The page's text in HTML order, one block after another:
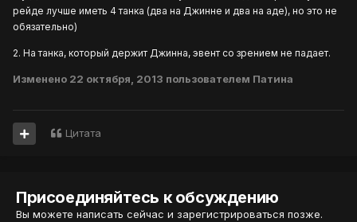
рейде лучше иметь 4 танка (два на Джинне и два на аде), но это не
обязательно)
2. На танка, который держит Джинна, эвент со зрением не падает.
Изменено 22 октября, 2013 пользователем Патина
Цитата
Присоединяйтесь к обсуждению
Вы можете написать сейчас и зарегистрироваться позже.